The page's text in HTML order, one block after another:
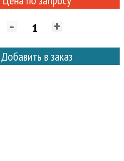
- +
Добавить в заказ